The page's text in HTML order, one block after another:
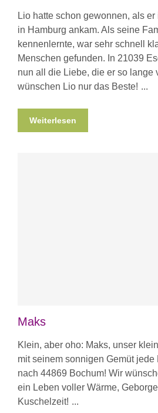
Lio hatte schon gewonnen, als
in Hamburg ankam. Als seine
kennenlernte, war sehr schnell
Menschen gefunden. In 21039
nun all die Liebe, die er so lange
wünschen Lio nur das Beste!
Weiterlesen
Maks
Klein, aber oho: Maks, unser
mit seinem sonnigen Gemüt jede
nach 44869 Bochum! Wir
ein Leben voller Wärme,
Kuschelzeit!